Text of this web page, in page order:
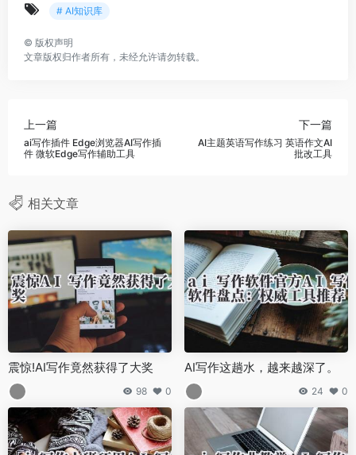
# AI知识库
© 版权声明
文章版权归作者所有，未经允许请勿转载。
上一篇
ai写作插件 Edge浏览器AI写作插
件 微软Edge写作辅助工具
下一篇
AI主题英语写作练习 英语作文AI
批改工具
相关文章
震惊!AI写作竟然获得了大奖
98 0
AI写作这趟水，越来越深了。
24 0